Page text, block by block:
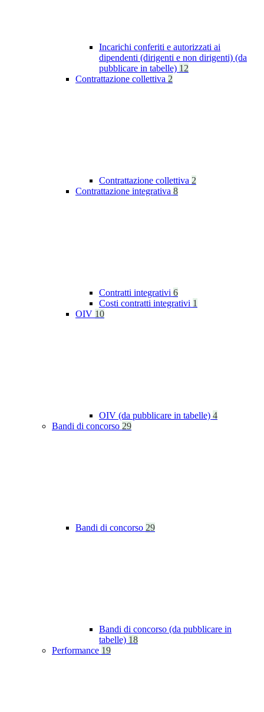
Incarichi conferiti e autorizzati ai
dipendenti (dirigenti e non dirigenti) (da
pubblicare in tabelle) 12
Contrattazione collettiva 2
Contrattazione collettiva 2
Contrattazione integrativa 8
Contratti integrativi 6
Costi contratti integrativi 1
OIV 10
OIV (da pubblicare in tabelle) 4
Bandi di concorso 29
Bandi di concorso 29
Bandi di concorso (da pubblicare in
tabelle) 18
Performance 19